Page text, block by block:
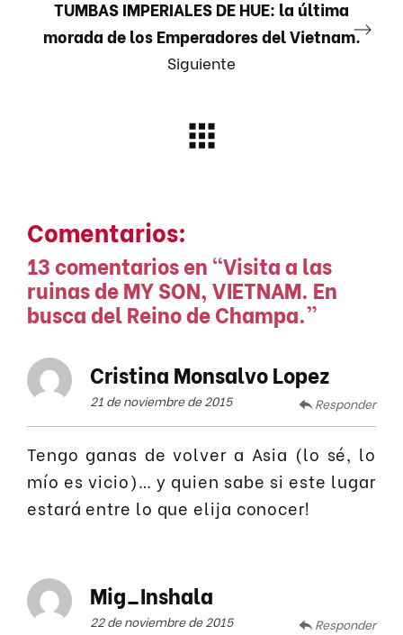
TUMBAS IMPERIALES DE HUE: la última
morada de los Emperadores del Vietnam.
Siguiente
Comentarios:
13 comentarios en “Visita a las
ruinas de MY SON, VIETNAM. En
busca del Reino de Champa.”
Cristina Monsalvo Lopez
21 de noviembre de 2015 Responder
Tengo ganas de volver a Asia (lo sé, lo
mío es vicio)… y quien sabe si este lugar
estará entre lo que elija conocer!
Mig_Inshala
22 de noviembre de 2015 Responder